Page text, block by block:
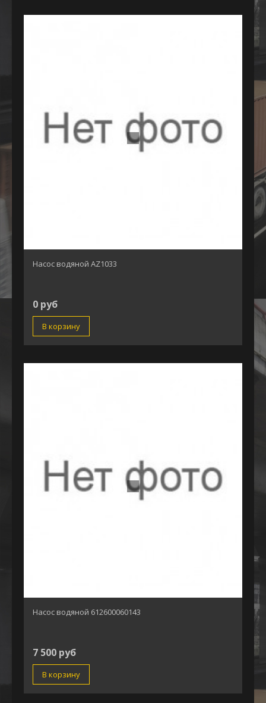
Насос водяной AZ1033
0 руб
В корзину
Насос водяной 612600060143
7 500 руб
В корзину